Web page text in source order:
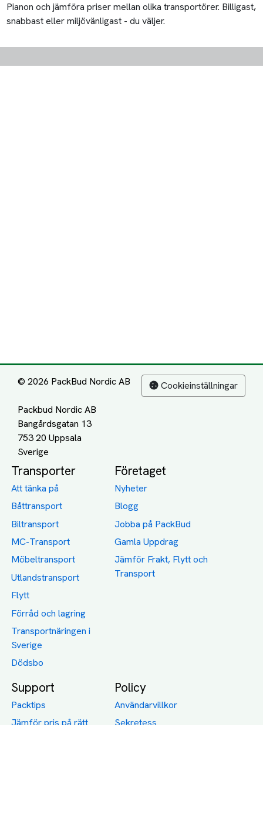
Pianon och jämföra priser mellan olika transportörer. Billigast,
snabbast eller miljövänligast - du väljer.
© 2026 PackBud Nordic AB
Packbud Nordic AB
Bangårdsgatan 13
753 20 Uppsala
Cookieinställningar
Transporter
Att tänka på
Båttransport
Biltransport
MC-Transport
Möbeltransport
Utlandstransport
Flytt
Förråd och lagring
Transportnäringen i
Sverige
Dödsbo
Företaget
Nyheter
Blogg
Jobba på PackBud
Gamla Uppdrag
Jämför Frakt, Flytt och
Transport
Support
Packtips
Jämför pris på rätt
Policy
Användarvillkor
Sekretess